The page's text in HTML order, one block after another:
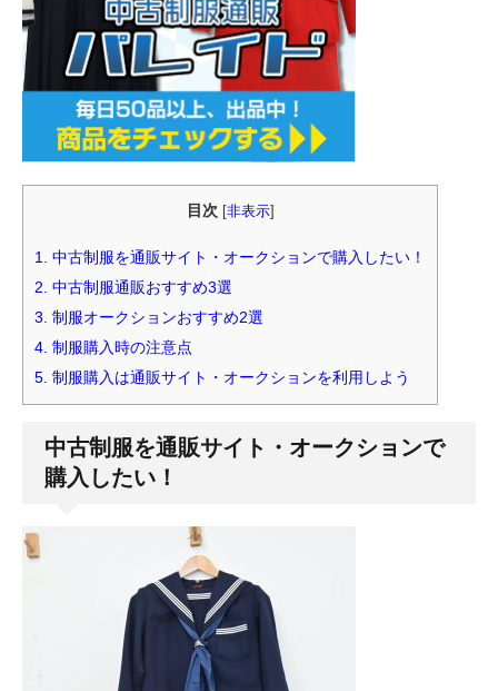
目次 [非表示]
1.
中古制服を通販サイト・オークションで購入したい！
2. 中古制服通販おすすめ3選
3. 制服オークションおすすめ2選
4. 制服購入時の注意点
5. 制服購入は通販サイト・オークションを利用しよう
中古制服を通販サイト・オークションで
購入したい！